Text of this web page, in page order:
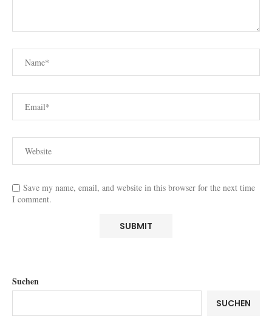
Save my name, email, and website in this browser for the next time
I comment.
Suchen
SUCHEN